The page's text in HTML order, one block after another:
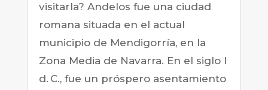
visitarla? Andelos fue una ciudad
romana situada en el actual
municipio de Mendigorría, en la
Zona Media de Navarra. En el siglo I
d. C., fue un próspero asentamiento